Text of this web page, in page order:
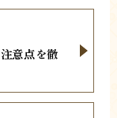
意点を徹